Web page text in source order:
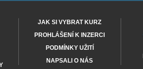
JAK SI VYBRAT KURZ
PROHLÁŠENÍ K INZERCI
PODMÍNKY UŽITÍ
NAPSALI O NÁS